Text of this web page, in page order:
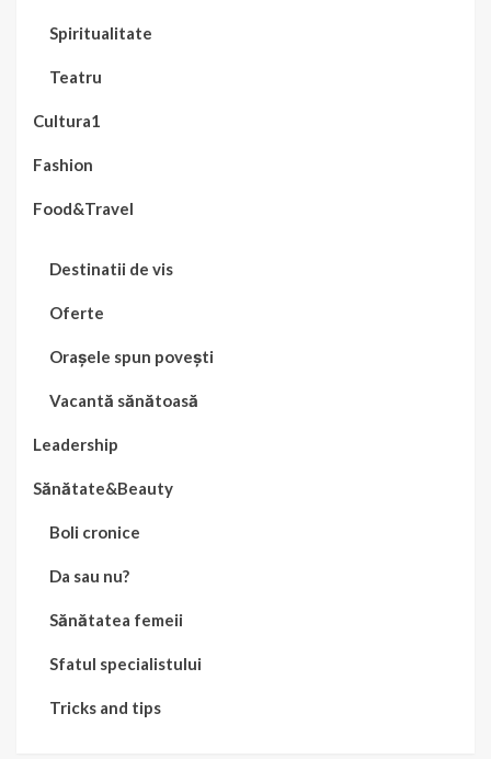
Spiritualitate
Teatru
Cultura1
Fashion
Food&Travel
Destinatii de vis
Oferte
Orașele spun povești
Vacantă sănătoasă
Leadership
Sănătate&Beauty
Boli cronice
Da sau nu?
Sănătatea femeii
Sfatul specialistului
Tricks and tips